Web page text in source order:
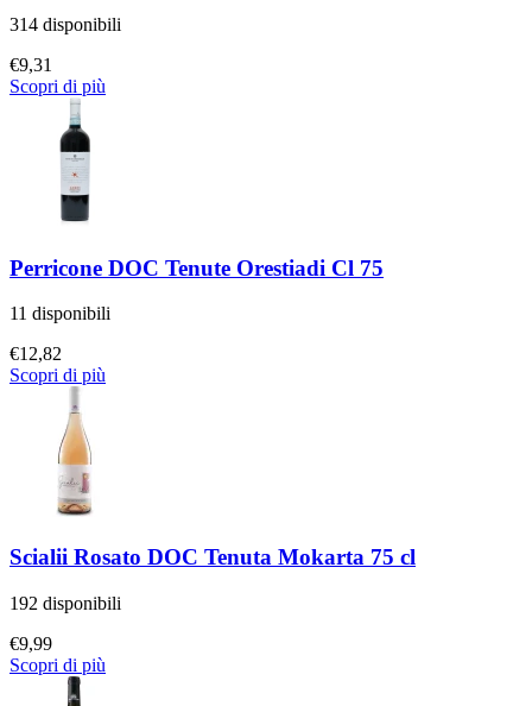
314 disponibili
€9,31
Scopri di più
Perricone DOC Tenute Orestiadi Cl 75
11 disponibili
€12,82
Scopri di più
Scialii Rosato DOC Tenuta Mokarta 75 cl
192 disponibili
€9,99
Scopri di più